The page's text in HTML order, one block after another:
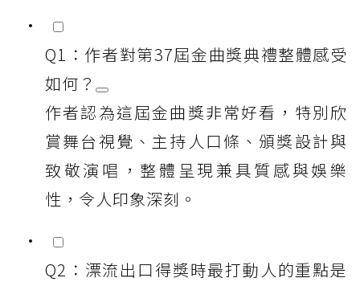
Q1：作者對第37屆金曲獎典禮整體感受
如何？
作者認為這屆金曲獎非常好看，特別欣
賞舞台視覺、主持人口條、頒獎設計與
致敬演唱，整體呈現兼具質感與娛樂
性，令人印象深刻。
Q2：漂流出口得獎時最打動人的重點是